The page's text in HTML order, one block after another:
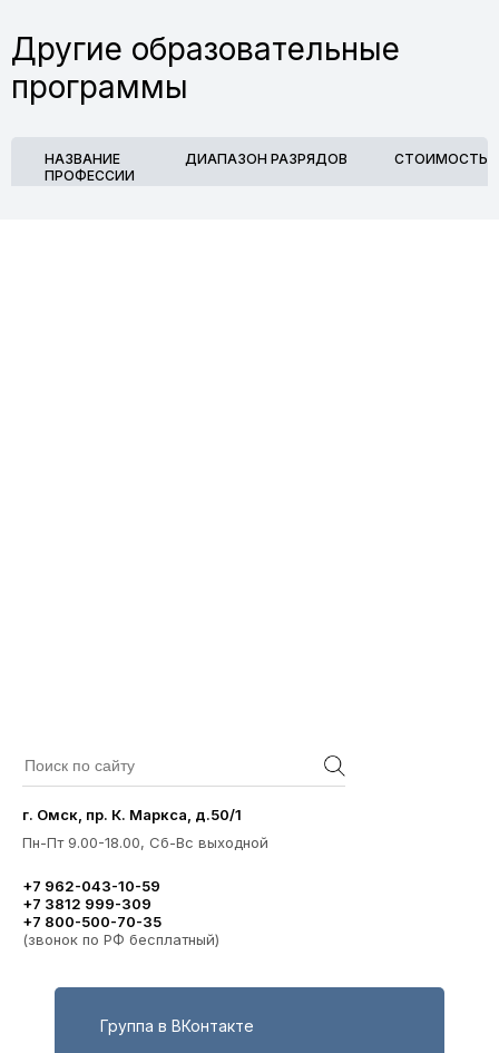
Другие образовательные
программы
НАЗВАНИЕ
ПРОФЕССИИ
ДИАПАЗОН РАЗРЯДОВ СТОИМОСТЬ
г. Омск, пр. К. Маркса, д.50/1
Пн-Пт 9.00-18.00, Сб-Вс выходной
+7 962-043-10-59
+7 3812 999-309
+7 800-500-70-35
(звонок по РФ бесплатный)
Группа в ВКонтакте